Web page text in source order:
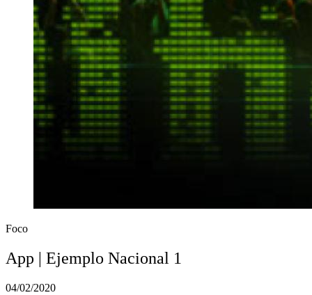
Foco
App | Ejemplo Nacional 1
04/02/2020